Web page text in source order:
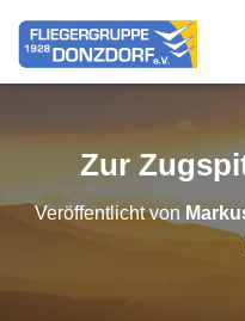
Zur
Veröffentlicht von